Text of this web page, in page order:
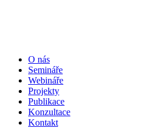
O nás
Semináře
Webináře
Projekty
Publikace
Konzultace
Kontakt